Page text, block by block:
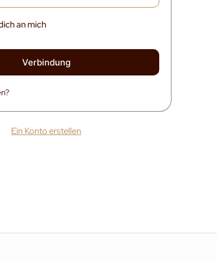
an mich
Verbindung
Ein Konto erstellen